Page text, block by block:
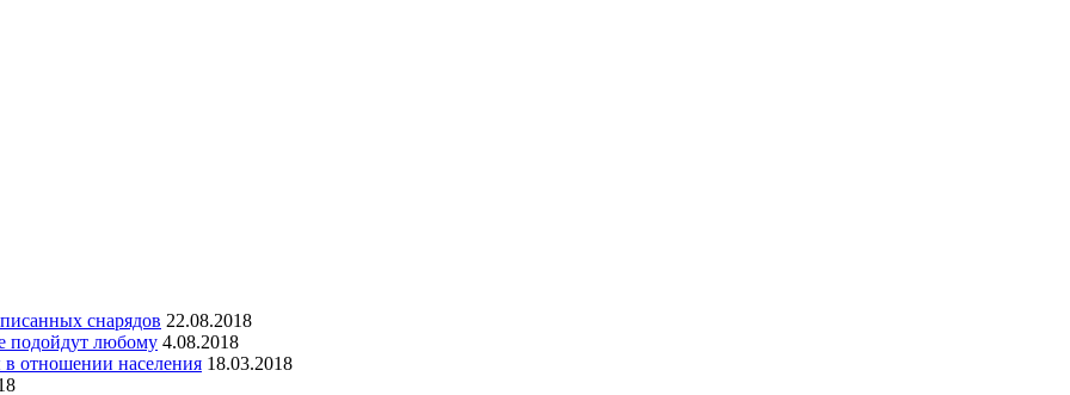
снарядов 22.08.2018
подойдут любому 4.08.2018
отношении населения 18.03.2018